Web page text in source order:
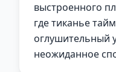
выстроенного
где тиканье
оглушительный
неожиданное